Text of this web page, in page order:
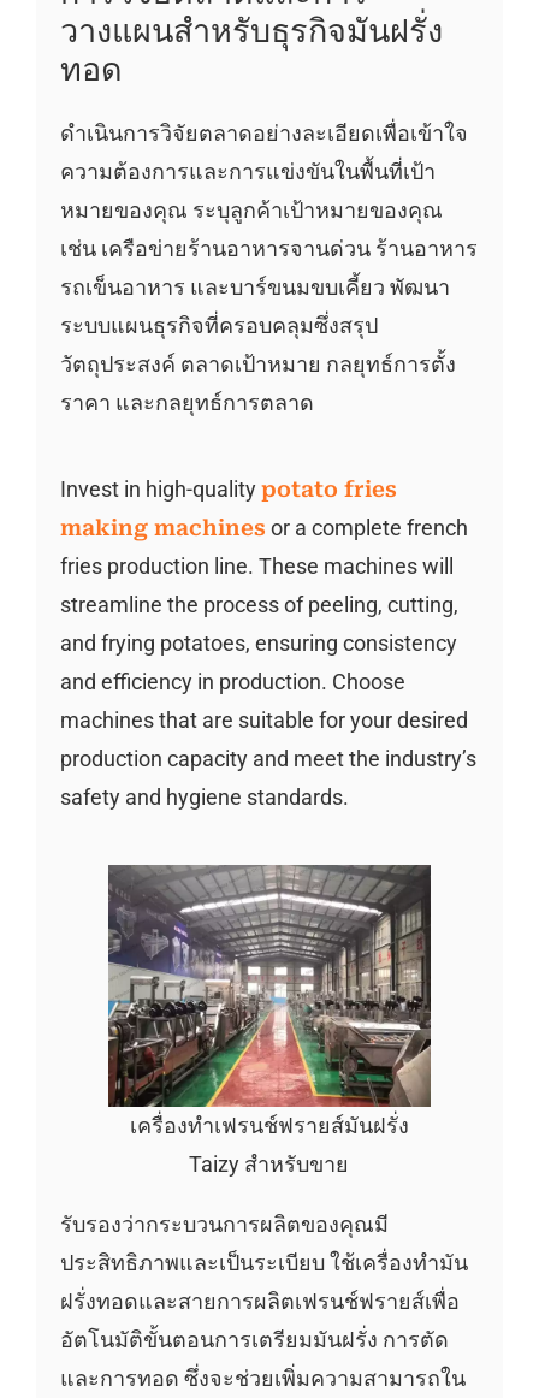
วางแผนสำหรับธุรกิจมันฝรั่ง
ทอด
ดำเนินการวิจัยตลาดอย่างละเอียดเพื่อเข้าใจ
ความต้องการและการแข่งขันในพื้นที่เป้า
หมายของคุณ ระบุลูกค้าเป้าหมายของคุณ
เช่น เครือข่ายร้านอาหารจานด่วน ร้านอาหาร
รถเข็นอาหาร และบาร์ขนมขบเคี้ยว พัฒนา
ระบบแผนธุรกิจที่ครอบคลุมซึ่งสรุป
วัตถุประสงค์ ตลาดเป้าหมาย กลยุทธ์การตั้ง
ราคา และกลยุทธ์การตลาด
Invest in high-qualitypotato fries
making machines or a complete french
fries production line. These machines will
streamline the process of peeling, cutting,
and frying potatoes, ensuring consistency
and efficiency in production. Choose
machines that are suitable for your desired
production capacity and meet the industry’s
safety and hygiene standards.
เครื่องทำเฟรนช์ฟรายส์มันฝรั่ง
Taizy สำหรับขาย
รับรองว่ากระบวนการผลิตของคุณมี
ประสิทธิภาพและเป็นระเบียบ ใช้เครื่องทำมัน
ฝรั่งทอดและสายการผลิตเฟรนช์ฟรายส์เพื่อ
อัตโนมัติขั้นตอนการเตรียมมันฝรั่ง การตัด
และการทอด ซึ่งจะช่วยเพิ่มความสามารถใน